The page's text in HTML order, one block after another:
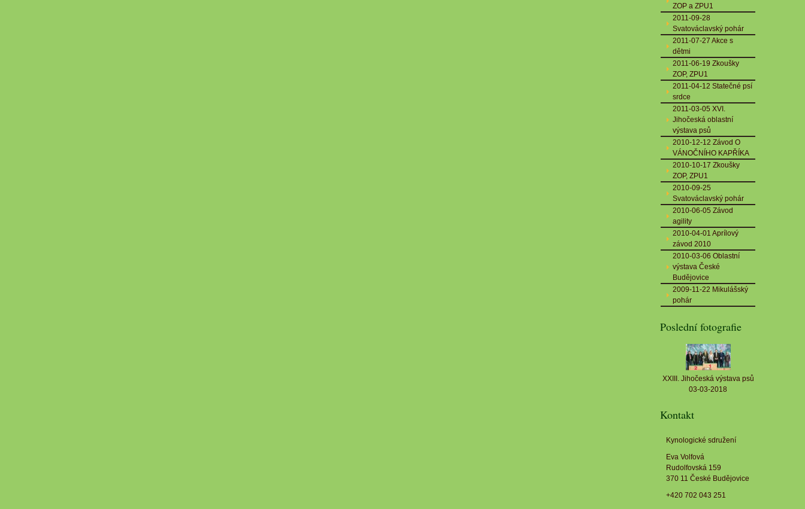
ZOP a ZPU1
2011-09-28
Svatováclavský pohár
2011-07-27 Akce s
dětmi
2011-06-19 Zkoušky
ZOP, ZPU1
2011-04-12 Statečné psí
srdce
2011-03-05 XVI.
Jihočeská oblastní
výstava psů
2010-12-12 Závod O
VÁNOČNÍHO KAPŘÍKA
2010-10-17 Zkoušky
ZOP, ZPU1
2010-09-25
Svatováclavský pohár
2010-06-05 Závod
agility
2010-04-01 Aprílový
závod 2010
2010-03-06 Oblastní
výstava České
Budějovice
2009-11-22 Mikulášský
pohár
Poslední fotografie
XXIII. Jihočeská výstava psů
03-03-2018
Kontakt
Kynologické sdružení
Eva Volfová
Rudolfovská 159
370 11 České Budějovice
+420 702 043 251